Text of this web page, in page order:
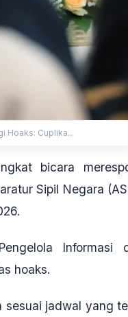
Hoaks: Cuplika...
bicara
Sipil Negara
Informasi
hoaks.
sesuai jadwal yang